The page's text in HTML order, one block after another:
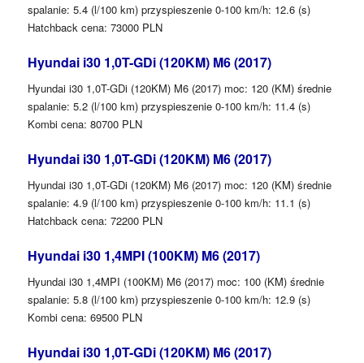
spalanie: 5.4 (l/100 km) przyspieszenie 0-100 km/h: 12.6 (s)
Hatchback cena: 73000 PLN
Hyundai i30 1,0T-GDi (120KM) M6 (2017)
Hyundai i30 1,0T-GDi (120KM) M6 (2017) moc: 120 (KM) średnie
spalanie: 5.2 (l/100 km) przyspieszenie 0-100 km/h: 11.4 (s)
Kombi cena: 80700 PLN
Hyundai i30 1,0T-GDi (120KM) M6 (2017)
Hyundai i30 1,0T-GDi (120KM) M6 (2017) moc: 120 (KM) średnie
spalanie: 4.9 (l/100 km) przyspieszenie 0-100 km/h: 11.1 (s)
Hatchback cena: 72200 PLN
Hyundai i30 1,4MPI (100KM) M6 (2017)
Hyundai i30 1,4MPI (100KM) M6 (2017) moc: 100 (KM) średnie
spalanie: 5.8 (l/100 km) przyspieszenie 0-100 km/h: 12.9 (s)
Kombi cena: 69500 PLN
Hyundai i30 1,0T-GDi (120KM) M6 (2017)